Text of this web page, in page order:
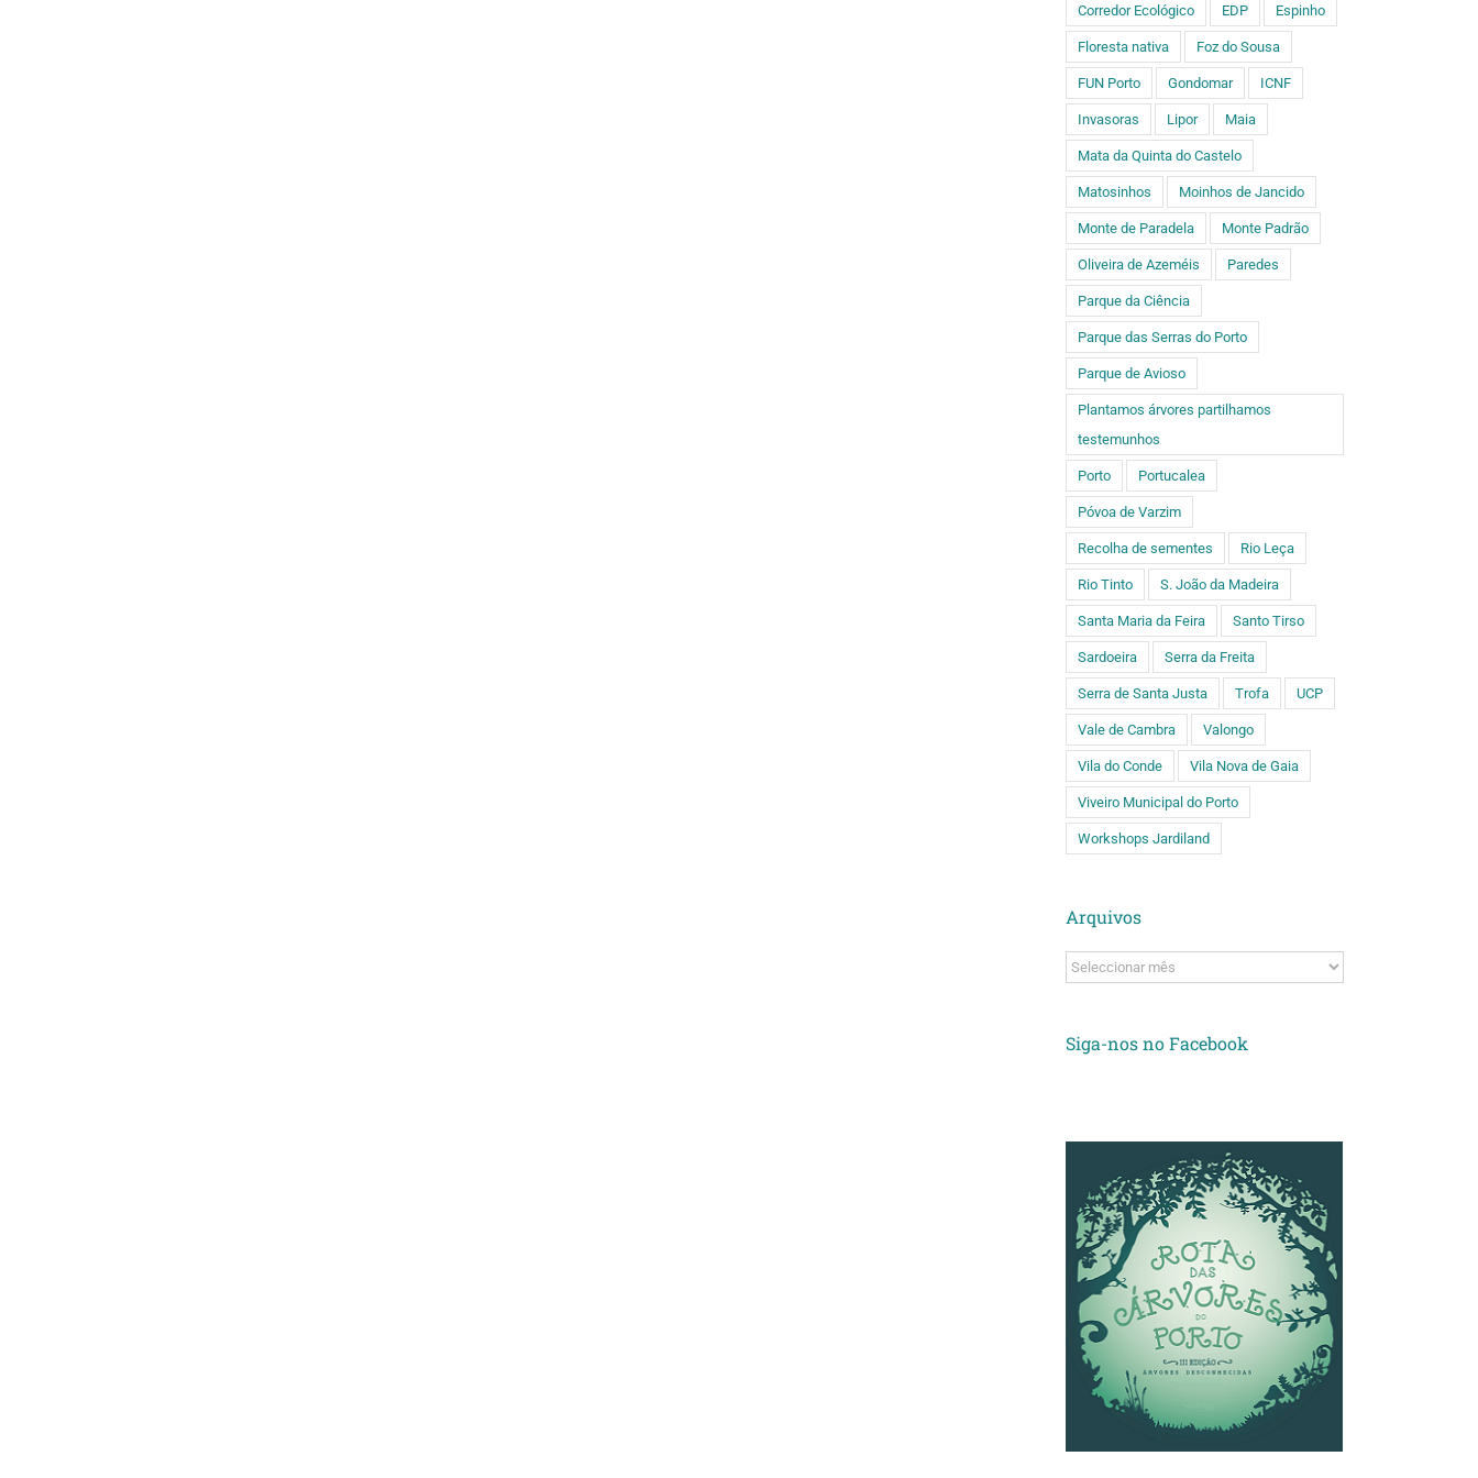
Corredor Ecológico EDP Espinho
Floresta nativa Foz do Sousa
FUN Porto Gondomar ICNF
Invasoras Lipor Maia
Mata da Quinta do Castelo
Matosinhos Moinhos de Jancido
Monte de Paradela Monte Padrão
Oliveira de Azeméis Paredes
Parque da Ciência
Parque das Serras do Porto
Parque de Avioso
Plantamos árvores partilhamos
testemunhos
Porto Portucalea
Póvoa de Varzim
Recolha de sementes Rio Leça
Rio Tinto S. João da Madeira
Santa Maria da Feira Santo Tirso
Sardoeira Serra da Freita
Serra de Santa Justa Trofa UCP
Vale de Cambra Valongo
Vila do Conde Vila Nova de Gaia
Viveiro Municipal do Porto
Workshops Jardiland
Arquivos
Arquivos
Siga-nos no Facebook